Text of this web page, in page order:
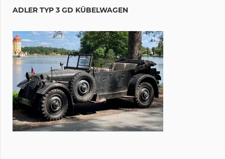
ADLER TYP 3 GD KÜBELWAGEN